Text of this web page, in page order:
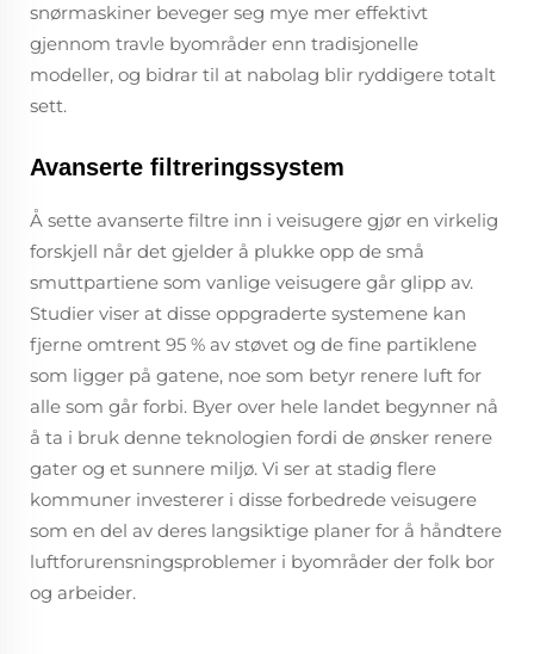
snørmaskiner beveger seg mye mer effektivt
gjennom travle byområder enn tradisjonelle
modeller, og bidrar til at nabolag blir ryddigere totalt
sett.
Avanserte filtreringssystem
Å sette avanserte filtre inn i veisugere gjør en virkelig
forskjell når det gjelder å plukke opp de små
smuttpartiene som vanlige veisugere går glipp av.
Studier viser at disse oppgraderte systemene kan
fjerne omtrent 95 % av støvet og de fine partiklene
som ligger på gatene, noe som betyr renere luft for
alle som går forbi. Byer over hele landet begynner nå
å ta i bruk denne teknologien fordi de ønsker renere
gater og et sunnere miljø. Vi ser at stadig flere
kommuner investerer i disse forbedrede veisugere
som en del av deres langsiktige planer for å håndtere
luftforurensningsproblemer i byområder der folk bor
og arbeider.